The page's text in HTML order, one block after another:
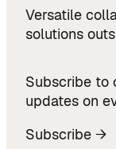
Versatile
solutions
Subscribe to
updates on
Subscribe →